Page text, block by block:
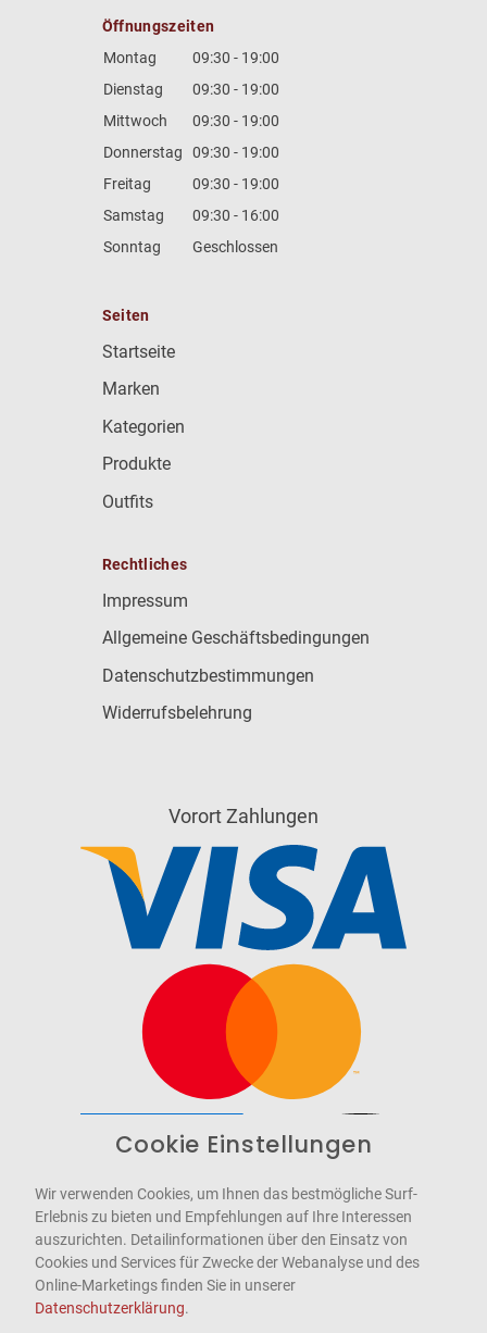
Öffnungszeiten
Montag
09:30 - 19:00
Dienstag
09:30 - 19:00
Mittwoch
09:30 - 19:00
Donnerstag
09:30 - 19:00
Freitag
09:30 - 19:00
Samstag
09:30 - 16:00
Sonntag
Geschlossen
Seiten
Startseite
Marken
Kategorien
Produkte
Outfits
Rechtliches
Impressum
Allgemeine Geschäftsbedingungen
Datenschutzbestimmungen
Widerrufsbelehrung
Vorort Zahlungen
WCAG-2.1-AA
Cookie Einstellungen
Wir verwenden Cookies, um Ihnen das bestmögliche Surf-
Erlebnis zu bieten und Empfehlungen auf Ihre Interessen
auszurichten. Detailinformationen über den Einsatz von
Cookies und Services für Zwecke der Webanalyse und des
Online-Marketings finden Sie in unserer
Datenschutzerklärung.